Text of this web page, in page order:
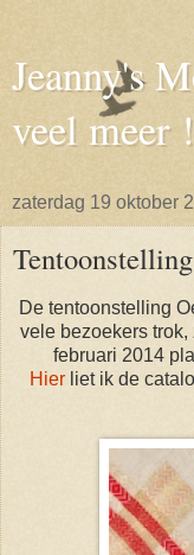
Jeanny's
veel meer !
zaterdag 19 oktober
De tentoonstelling
vele bezoekers trok,
februari 2014
Hier liet ik de